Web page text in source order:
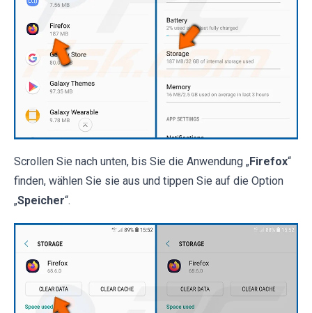
Scrollen Sie nach unten, bis Sie die Anwendung „Firefox“
finden, wählen Sie sie aus und tippen Sie auf die Option
„Speicher“.